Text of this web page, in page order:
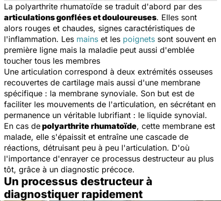
La polyarthrite rhumatoïde se traduit d'abord par des
articulations gonflées et douloureuses. Elles sont
alors rouges et chaudes, signes caractéristiques de
l'inflammation. Les mains et les poignets sont souvent en
première ligne mais la maladie peut aussi d'emblée
toucher tous les membres
Une articulation correspond à deux extrémités osseuses
recouvertes de cartilage mais aussi d'une membrane
spécifique : la membrane synoviale. Son but est de
faciliter les mouvements de l'articulation, en sécrétant en
permanence un véritable lubrifiant : le liquide synovial.
En cas depolyarthrite rhumatoïde, cette membrane est
malade, elle s'épaissit et entraîne une cascade de
réactions, détruisant peu à peu l'articulation. D'où
l'importance d'enrayer ce processus destructeur au plus
tôt, grâce à un diagnostic précoce.
Un processus destructeur à
diagnostiquer rapidement